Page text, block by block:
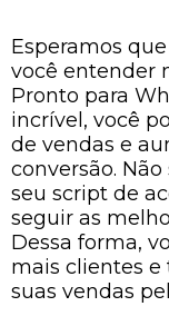
Esperamos
você entender
Pronto para
incrível, você
de vendas e
conversão.
seu script de
seguir as
Dessa forma,
mais clientes e
suas vendas